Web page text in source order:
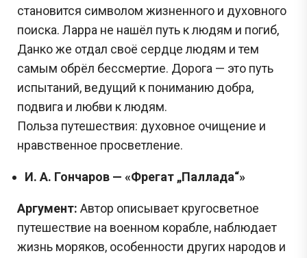
становится символом жизненного и духовного
поиска. Ларра не нашёл путь к людям и погиб,
Данко же отдал своё сердце людям и тем
самым обрёл бессмертие. Дорога — это путь
испытаний, ведущий к пониманию добра,
подвига и любви к людям.
Польза путешествия: духовное очищение и
нравственное просветление.
И. А. Гончаров — «Фрегат „Паллада“»
Аргумент: Автор описывает кругосветное
путешествие на военном корабле, наблюдает
жизнь моряков, особенности других народов и